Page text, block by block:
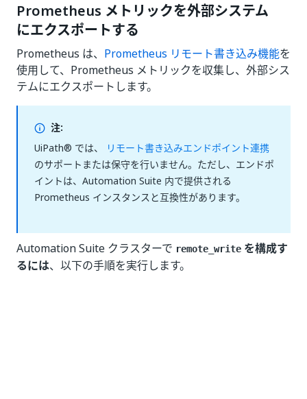
Prometheus メトリックを外部システム
にエクスポートする
Prometheus は、 Prometheus リモート書き込み機能を
使用して、Prometheus メトリックを収集し、外部シス
テムにエクスポートします。
注:
UiPath® では、
リモート書き込みエンドポイント連携
のサポートまたは保守を行いません。ただし、エンドポ
イントは、Automation Suite 内で提供される
Prometheus インスタンスと互換性があります。
Automation Suite クラスターで remote_write を構成す
るには、以下の手順を実行します。